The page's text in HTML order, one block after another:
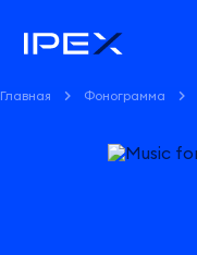
Главная Фонограмма